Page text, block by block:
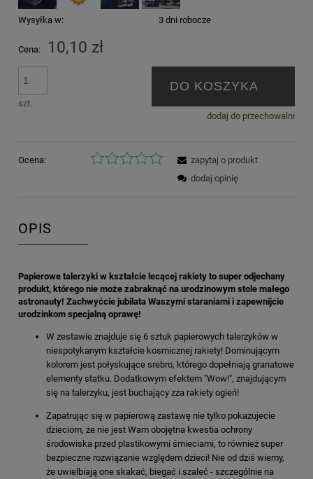
Wysyłka w: 3 dni robocze
Cena: 10,10 zł
szt.
DO KOSZYKA
dodaj do przechowalni
Ocena:
zapytaj o produkt
dodaj opinię
OPIS
Papierowe talerzyki w kształcie lecącej rakiety to super odjechany
produkt, którego nie może zabraknąć na urodzinowym stole małego
astronauty! Zachwyćcie jubilata Waszymi staraniami i zapewnijcie
urodzinkom specjalną oprawę!
W zestawie znajduje się 6 sztuk papierowych talerzyków w
niespotykanym kształcie kosmicznej rakiety! Dominującym
kolorem jest połyskujące srebro, którego dopełniają granatowe
elementy statku. Dodatkowym efektem "Wow!", znajdującym
się na talerzyku, jest buchający zza rakiety ogień!
Zapatrując się w papierową zastawę nie tylko pokazujecie
dzieciom, że nie jest Wam obojętna kwestia ochrony
środowiska przed plastikowymi śmieciami, to również super
bezpieczne rozwiązanie względem dzieci! Nie od dziś wiemy,
że uwielbiają one skakać, biegać i szaleć - szczególnie na